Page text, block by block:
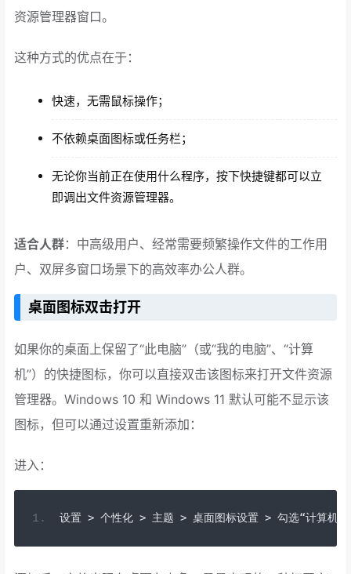
资源管理器窗口。
这种方式的优点在于：
快速，无需鼠标操作；
不依赖桌面图标或任务栏；
无论你当前正在使用什么程序，按下快捷键都可以立
即调出文件资源管理器。
适合人群：中高级用户、经常需要频繁操作文件的工作用
户、双屏多窗口场景下的高效率办公人群。
桌面图标双击打开
如果你的桌面上保留了“此电脑”（或“我的电脑”、“计算
机”）的快捷图标，你可以直接双击该图标来打开文件资源
管理器。Windows 10 和 Windows 11 默认可能不显示该
图标，但可以通过设置重新添加：
进入：
设置 > 个性化 > 主题 > 桌面图标设置 > 勾选“计算机”